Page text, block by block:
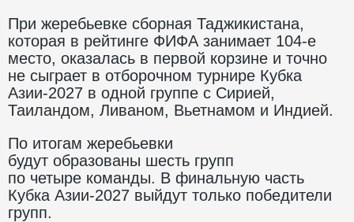
При жеребьевке сборная Таджикистана,
которая в рейтинге ФИФА занимает 104-е
место, оказалась в первой корзине и точно
не сыграет в отборочном турнире Кубка
Азии-2027 в одной группе с Сирией,
Таиландом, Ливаном, Вьетнамом и Индией.
По итогам жеребьевки
будут образованы шесть групп
по четыре команды. В финальную часть
Кубка Азии-2027 выйдут только победители
групп.